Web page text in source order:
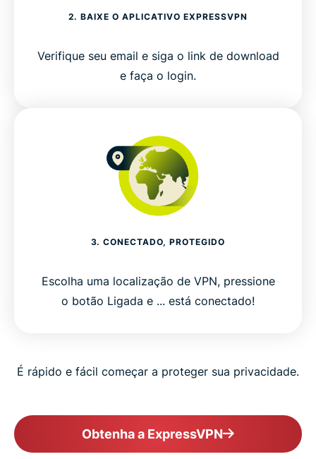
2. BAIXE O APLICATIVO EXPRESSVPN
Verifique seu email e siga o link de download
e faça o login.
3. CONECTADO, PROTEGIDO
Escolha uma localização de VPN, pressione
o botão Ligada e ... está conectado!
É rápido e fácil começar a proteger sua privacidade.
Obtenha a ExpressVPN